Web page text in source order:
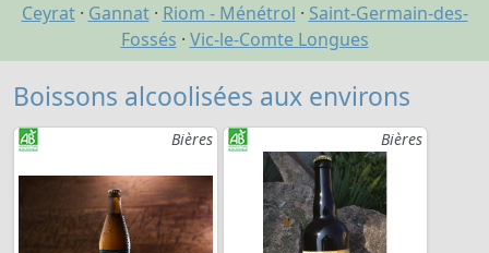
Ceyrat· Gannat· Riom - Ménétrol · Saint-Germain-des-
Fossés · Vic-le-Comte Longues
Boissons alcoolisées aux environs
Bières Bières